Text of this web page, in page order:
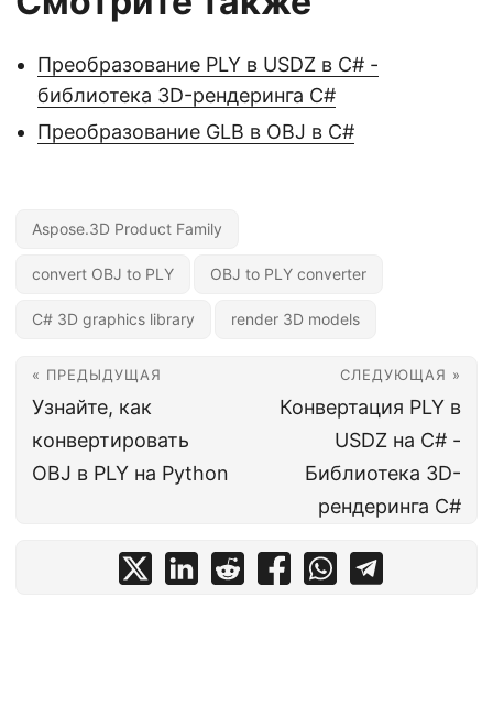
Преобразование PLY в USDZ в C# -
библиотека 3D-рендеринга C#
Преобразование GLB в OBJ в C#
Aspose.3D Product Family
convert OBJ to PLY OBJ to PLY converter
C# 3D graphics library render 3D models
« ПРЕДЫДУЩАЯ
Узнайте, как
конвертировать
OBJ в PLY на Python
СЛЕДУЮЩАЯ »
Конвертация PLY в
USDZ на C# -
Библиотека 3D-
рендеринга C#